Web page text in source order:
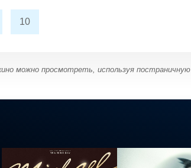
10
можно просмотреть, используя постраничную